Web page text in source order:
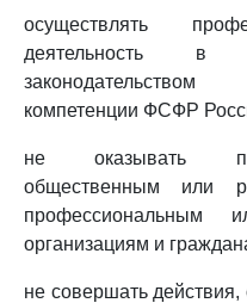
осуществлять
деятельность в
компетенции ФСФР
не оказывать
общественным или
профессиональным
организациям и
не совершать